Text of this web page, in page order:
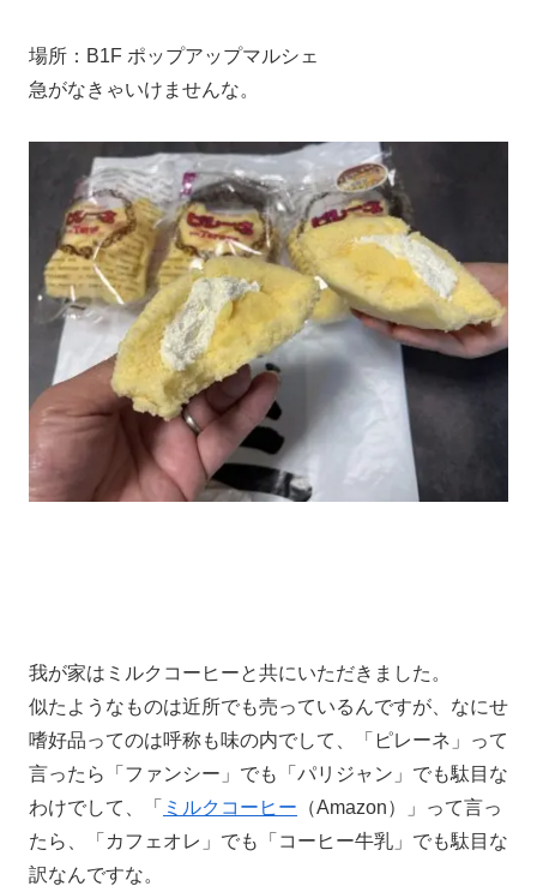
場所：B1F ポップアップマルシェ
急がなきゃいけませんな。
我が家はミルクコーヒーと共にいただきました。
似たようなものは近所でも売っているんですが、なにせ
嗜好品ってのは呼称も味の内でして、「ピレーネ」って
言ったら「ファンシー」でも「パリジャン」でも駄目な
わけでして、「 ミルクコーヒー （Amazon）」って言っ
たら、「カフェオレ」でも「コーヒー牛乳」でも駄目な
訳なんですな。